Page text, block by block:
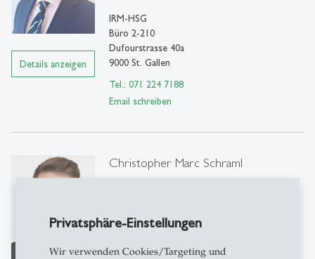
Privatsphäre-Einstellungen
Wir verwenden Cookies/Targeting und
Details anzeigen
IRM-HSG
Büro 2-210
Dufourstrasse 40a
9000 St. Gallen
Tel.: 071 224 7188
Email schreiben
Christopher Marc Schraml
IRM-HSG
Büro 2-208